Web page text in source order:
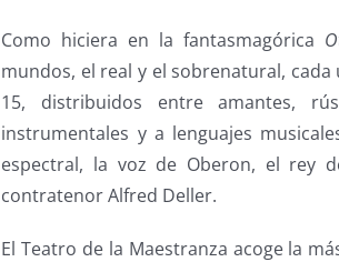
Como hiciera en la fantasmagórica
mundos, el real y el sobrenatural,
15, distribuidos entre amantes,
instrumentales y a lenguajes
espectral, la voz de Oberon, el rey
contratenor Alfred Deller.
El Teatro de la Maestranza acoge la